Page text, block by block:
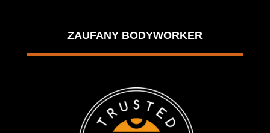
ZAUFANY BODYWORKER